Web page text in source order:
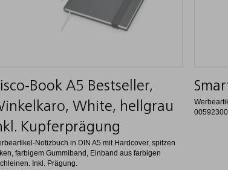
Book A5 Bestseller,
White, hellgrau
Kupferprägung
Notizbuch in DIN A5 mit Hardcover, spitzen
farbigem Gummiband, Einband aus farbigen
Inkl. Prägung.
00592300